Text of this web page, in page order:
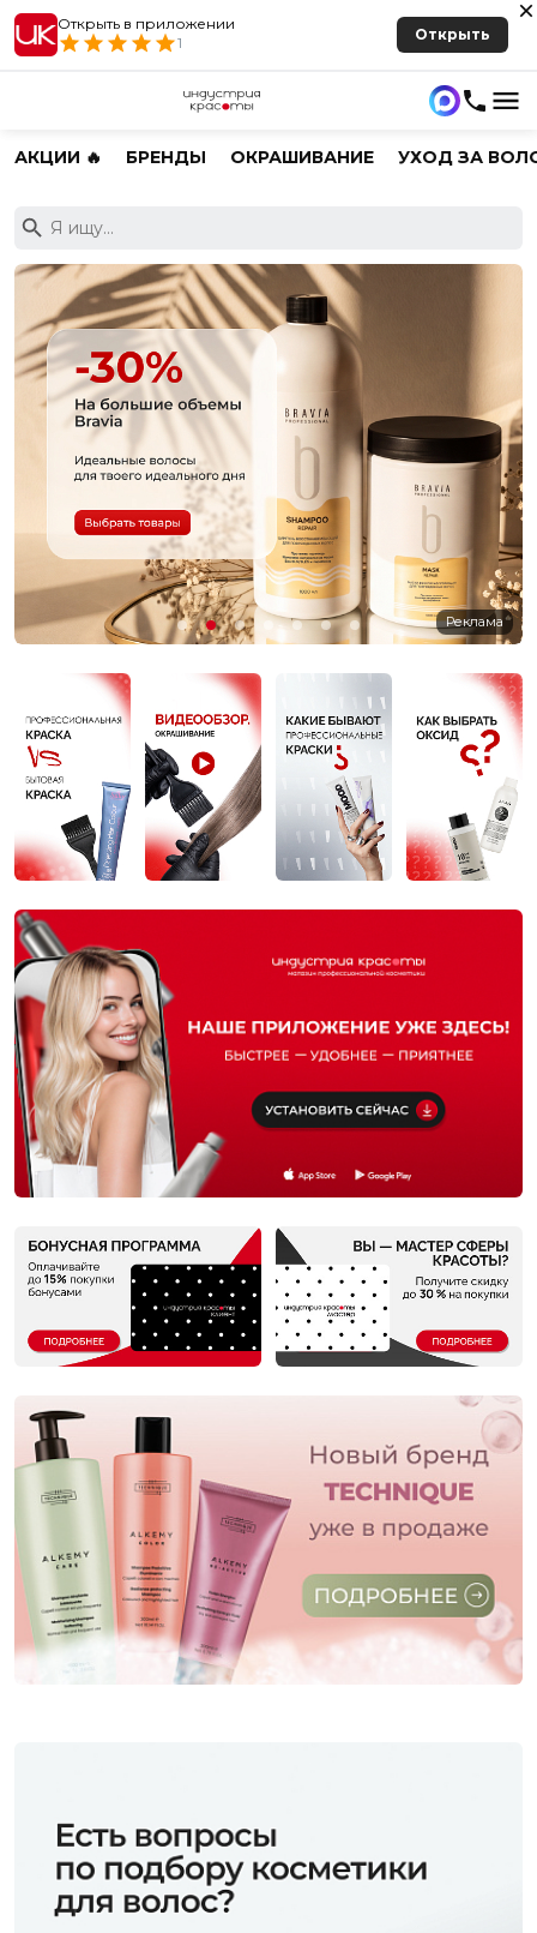
Открыть в приложении
1
Открыть
АКЦИИ 🔥 БРЕНДЫ ОКРАШИВАНИЕ УХОД ЗА
Реклама